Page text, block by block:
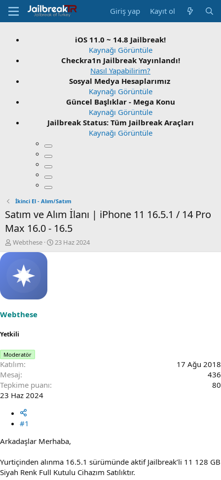
Giriş yap Kayıt ol
iOS 11.0 ~ 14.8 Jailbreak!
Kaynağı Görüntüle
Checkra1n Jailbreak Yayınlandı!
Nasıl Yapabilirim?
Sosyal Medya Hesaplarımız
Kaynağı Görüntüle
Güncel Başlıklar - Mega Konu
Kaynağı Görüntüle
Jailbreak Status: Tüm Jailbreak Araçları
Kaynağı Görüntüle
İkinci El - Alım/Satım
Satım ve Alım İlanı | iPhone 11 16.5.1 / 14 Pro
Max 16.0 - 16.5
K
o
S
b
Webthese
B
a
23 Haz 2024
Webthese
Yetkili
Moderatör
Katılım
17 Ağu 2018
Mesaj
436
Tepkime puanı
80
23 Haz 2024
#1
Arkadaşlar Merhaba,
Yurtiçinden alınma 16.5.1 sürümünde aktif Jailbreak’li 11 128 GB
Siyah Renk Full Kutulu Cihazım Satılıktır.